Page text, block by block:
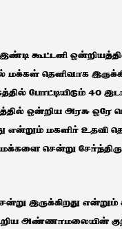
கூட்டனி
மக்கள் தெளிவாக
போட்டியிடும் 40
ஒன்றிய அரசு ஒரே
என்றும் மகளிர் உதவி
சென்று
இருக்கிறது என்றும்
அண்ணாமலையின்